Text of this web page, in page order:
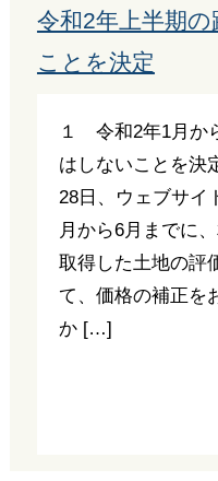
令和2年上半期
ことを決定
１ 令和2年1月か
はしないことを決
28日、ウェブサイ
月から6月までに
取得した土地の評
て、価格の補正を
か […]